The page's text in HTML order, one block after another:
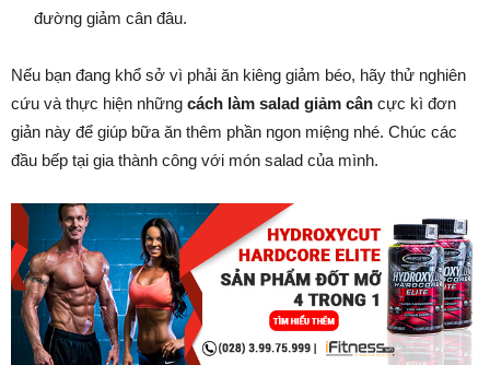
đường giảm cân đâu.
Nếu bạn đang khổ sở vì phải ăn kiêng giảm béo, hãy thử nghiên
cứu và thực hiện những cách làm salad giảm cân cực kì đơn
giản này để giúp bữa ăn thêm phần ngon miệng nhé. Chúc các
đầu bếp tại gia thành công với món salad của mình.